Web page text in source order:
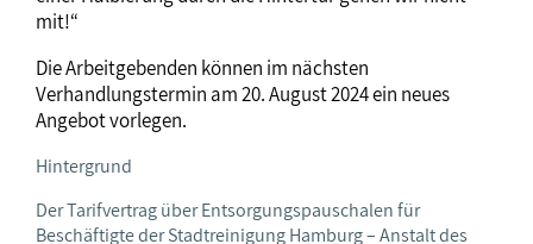
mit!“
Die Arbeitgebenden können im nächsten
Verhandlungstermin am 20. August 2024 ein neues
Angebot vorlegen.
Hintergrund
Der Tarifvertrag über Entsorgungspauschalen für
Beschäftigte der Stadtreinigung Hamburg – Anstalt des